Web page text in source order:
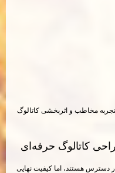
مخاطب و اثربخشی کاتالوگ
کاتالوگ حرفه‌ای
هستند، اما کیفیت نهایی